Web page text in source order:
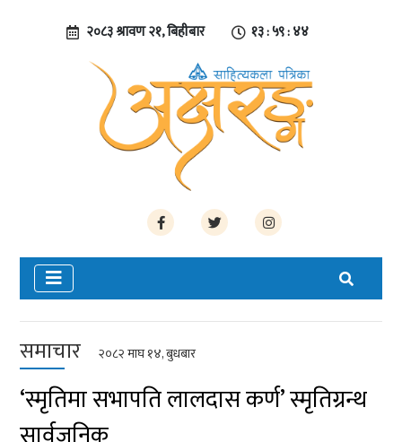
२०८३ श्रावण २१, बिहीबार १३ : ५९ : ४५
समाचार २०८२ माघ १४, बुधबार
‘स्मृतिमा सभापति लालदास कर्ण’ स्मृतिग्रन्थ